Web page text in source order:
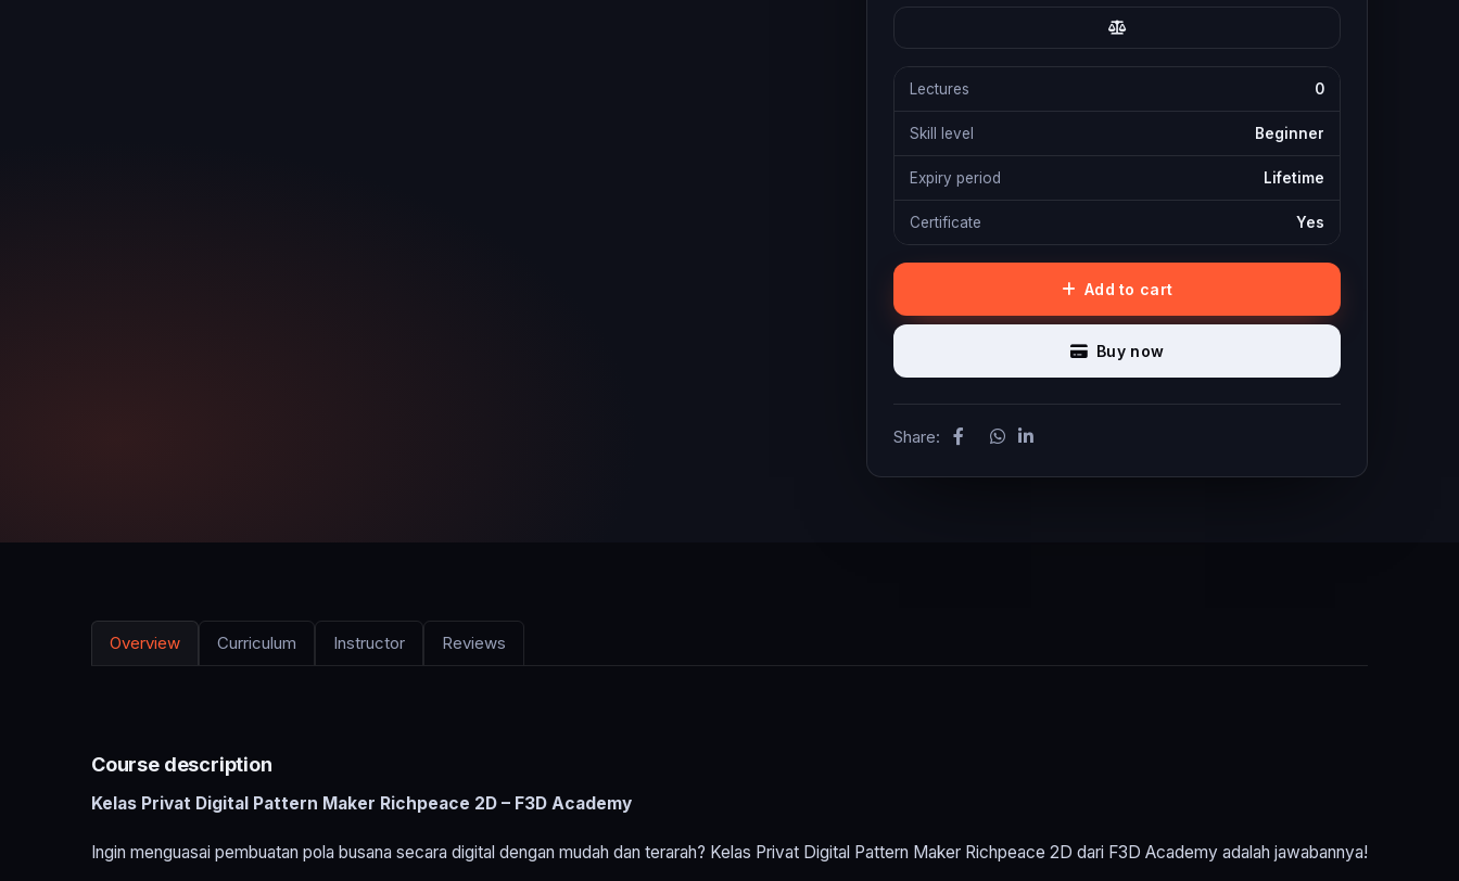
Lectures 0
Skill level Beginner
Expiry period Lifetime
Certificate Yes
Add to cart
Buy now
Share:
Overview Curriculum Instructor Reviews
Course description
Kelas Privat Digital Pattern Maker Richpeace 2D – F3D Academy
Ingin menguasai pembuatan pola busana secara digital dengan mudah dan terarah? Kelas Privat Digital Pattern Maker Richpeace 2D dari F3D Academy adalah jawabannya!